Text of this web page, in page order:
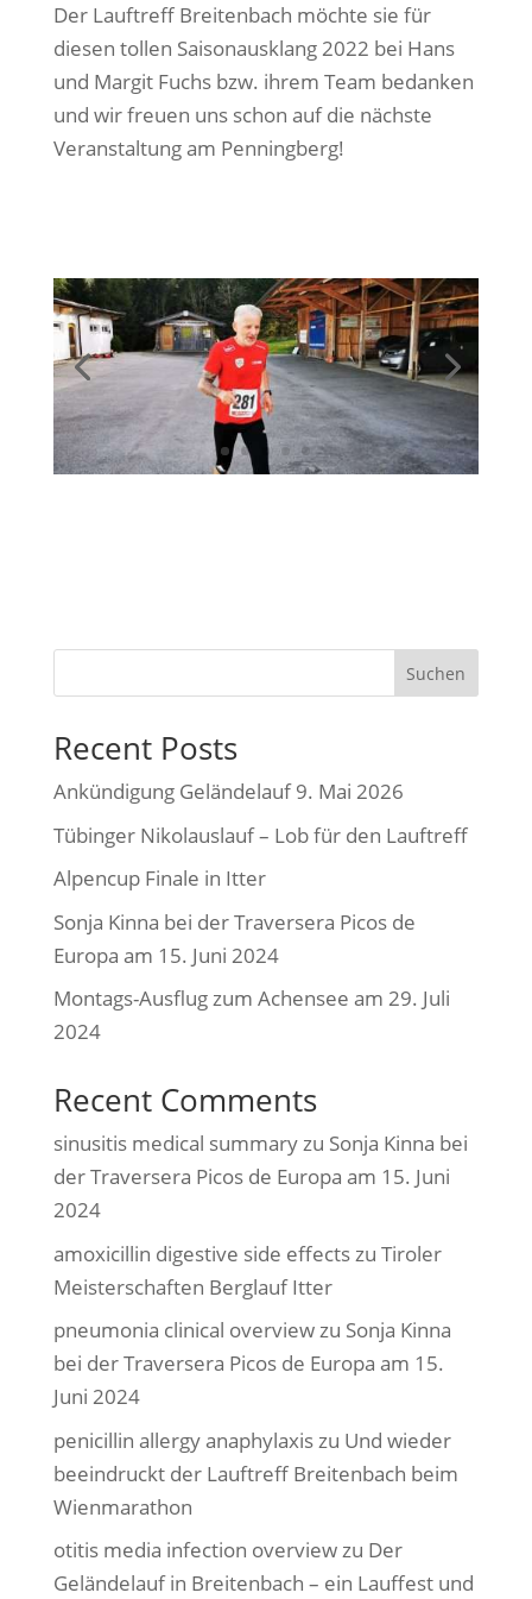
Der Lauftreff Breitenbach möchte sie für
diesen tollen Saisonausklang 2022 bei Hans
und Margit Fuchs bzw. ihrem Team bedanken
und wir freuen uns schon auf die nächste
Veranstaltung am Penningberg!
Suchen
Recent Posts
Ankündigung Geländelauf 9. Mai 2026
Tübinger Nikolauslauf – Lob für den Lauftreff
Alpencup Finale in Itter
Sonja Kinna bei der Traversera Picos de
Europa am 15. Juni 2024
Montags-Ausflug zum Achensee am 29. Juli
2024
Recent Comments
sinusitis medical summaryzu Sonja Kinna bei
der Traversera Picos de Europa am 15. Juni
2024
amoxicillin digestive side effectszu Tiroler
Meisterschaften Berglauf Itter
pneumonia clinical overviewzu Sonja Kinna
bei der Traversera Picos de Europa am 15.
Juni 2024
penicillin allergy anaphylaxiszu Und wieder
beeindruckt der Lauftreff Breitenbach beim
Wienmarathon
otitis media infection overviewzu Der
Geländelauf in Breitenbach – ein Lauffest und